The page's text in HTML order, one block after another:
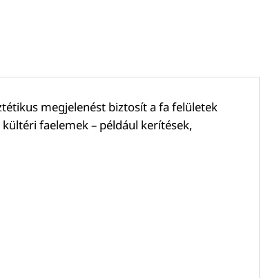
megjelenést biztosít a fa felületek
faelemek – például kerítések,